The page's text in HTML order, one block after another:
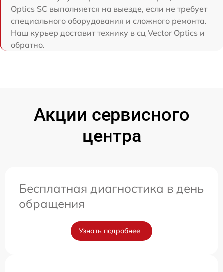
Optics SC выполняется на выезде, если не требует
специального оборудования и сложного ремонта.
Наш курьер доставит технику в сц Vector Optics и
обратно.
Акции сервисного
центра
Бесплатная диагностика в день
обращения
Узнать подробнее